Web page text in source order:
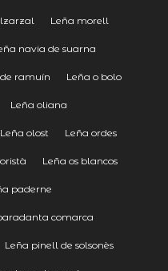
Leña morell
navia de suarna
ramuín Leña o bolo
Leña oliana
Leña olost Leña ordes
Leña os blancos
paderne
comarca
Leña pinell de solsonès